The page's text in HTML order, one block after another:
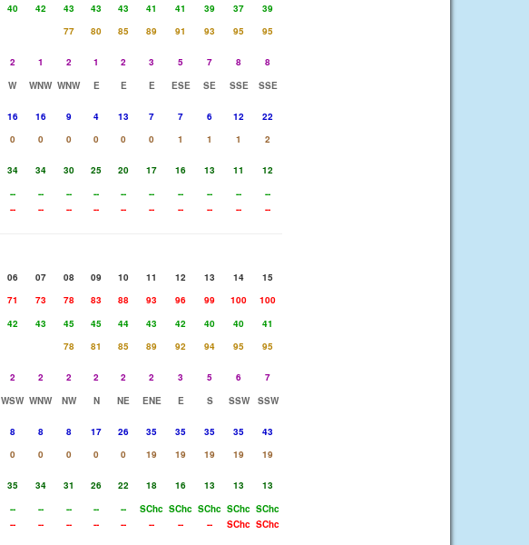
40 42 43 43 43 41 41 39 37
39
77 80 85 89 91 93 95
95
2 1 2 1 2 3 5 7 8
8
W WNW WNW E E E ESE SE SSE
SSE
16 16 9 4 13 7 7 6 12
22
0 0 0 0 0 0 1 1 1
2
34 34 30 25 20 17 16 13 11
12
-- -- -- -- -- -- -- -- --
--
-- -- -- -- -- -- -- -- -- --
06 07 08 09 10 11 12 13 14
15
71 73 78 83 88 93 96 99 100
100
42 43 45 45 44 43 42 40 40
41
78 81 85 89 92 94 95
95
2 2 2 2 2 2 3 5 6
7
WSW WNW NW N NE ENE E S SSW
SSW
8 8 8 17 26 35 35 35 35
43
0 0 0 0 0 19 19 19 19
19
35 34 31 26 22 18 16 13 13
13
-- -- -- -- -- SChc SChc SChc SChc SChc
-- -- -- -- -- -- -- -- SChc SChc